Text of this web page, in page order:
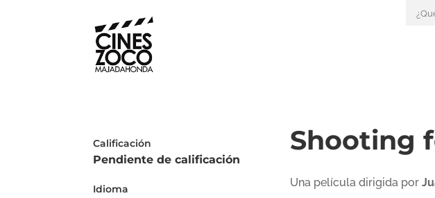
Calificación
Pendiente de calificación
Idioma
Shooting
Una película dirigida por